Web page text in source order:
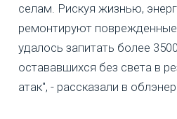
селам. Рискуя жизнью,
ремонтируют поврежденные
удалось запитать более
остававшихся без света в
атак", - рассказали в